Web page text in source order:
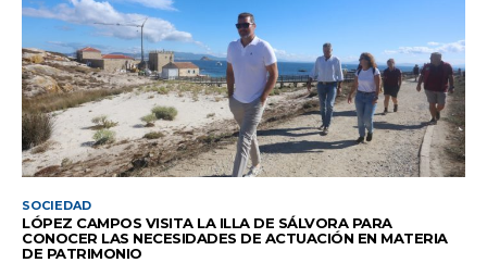
SOCIEDAD
LÓPEZ CAMPOS VISITA LA ILLA DE SÁLVORA PARA
CONOCER LAS NECESIDADES DE ACTUACIÓN EN MATERIA
DE PATRIMONIO